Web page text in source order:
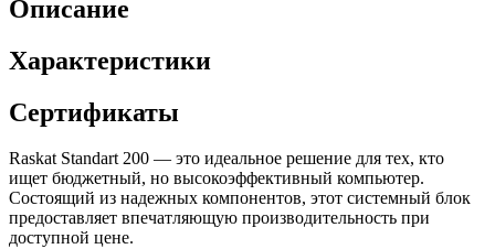
Описание
Характеристики
Сертификаты
Raskat Standart 200 — это идеальное решение для тех, кто
ищет бюджетный, но высокоэффективный компьютер.
Состоящий из надежных компонентов, этот системный блок
предоставляет впечатляющую производительность при
доступной цене.